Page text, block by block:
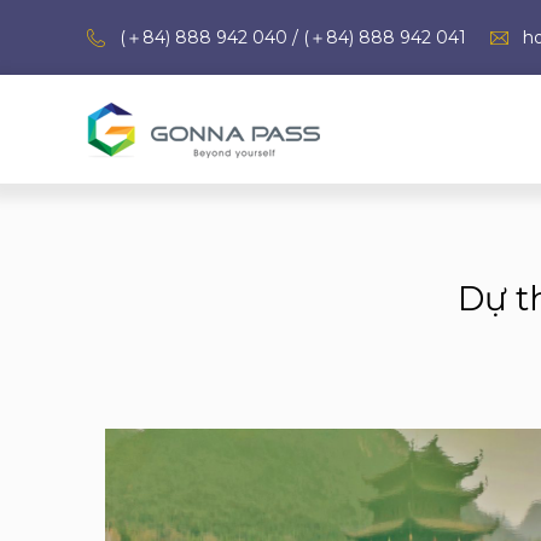
(＋84) 888 942 040 / (＋84) 888 942 041
Dự